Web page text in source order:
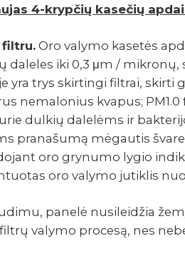
4-krypčių kasečių
filtru. Oro valymo kase­tės
dale­les iki 0,3 μm /
yra trys skir­tingi filt­rai,
nema­lo­nius kvapus;
dulkių dale­lėms ir
prana­šumą mėgau­tis
oro grynumo lygio
oro valymo jutik­lis
panelė nusi­lei­džia
valymo procesą, nes